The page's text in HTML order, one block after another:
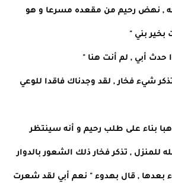
, نهض رحيم من مقعده مسرعا و هو
بخير بني "
حدث أبي , لم أنت هنا "
شيء فخار , لقد وجدناك فاقدا للوعي
بناء على طلب رحيم و أنه سينتظر
للمنزل , تذكر فخار ذلك الشعور بالدوار
بعدها , قال بهدوء " نعم أبي لقد شعرت